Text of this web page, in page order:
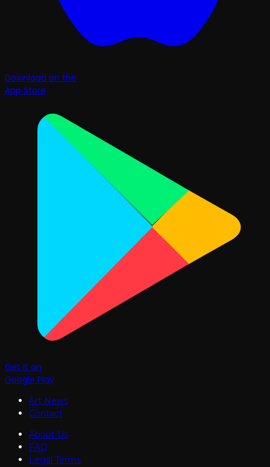
Download on the
App Store
Get it on
Google Play
Art News
Contact
About Us
FAQ
Legal Terms